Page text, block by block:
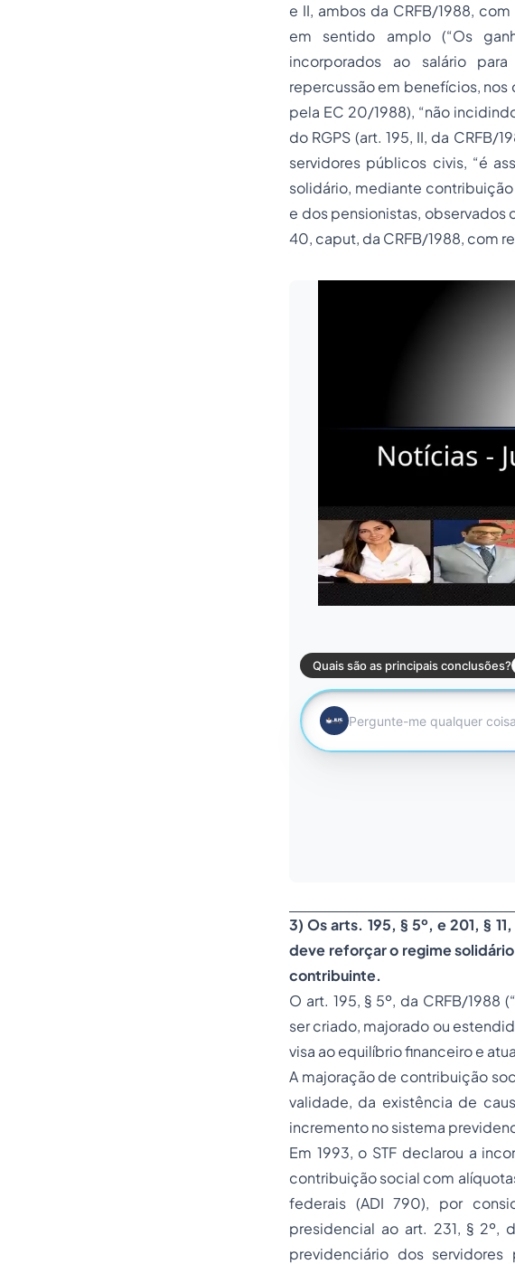
e II, ambos da CRFB/1988,
em sentido amplo (“Os
incorporados ao salário
repercussão em benefícios, nos
pela EC 20/1988), “não
do RGPS (art. 195, II, da
servidores públicos civis, “é
solidário, mediante
e dos pensionistas, observados
40, caput, da CRFB/1988, com
3) Os arts. 195, § 5º, e 201, §
deve reforçar o regime
contribuinte.
O art. 195, § 5º, da CRFB/1988 (
ser criado, majorado ou
visa ao equilíbrio financeiro e
A majoração de contribuição
validade, da existência de
incremento no sistema
Em 1993, o STF declarou a
contribuição social com
federais (ADI 790), por
presidencial ao art. 231, § 2º,
previdenciário dos